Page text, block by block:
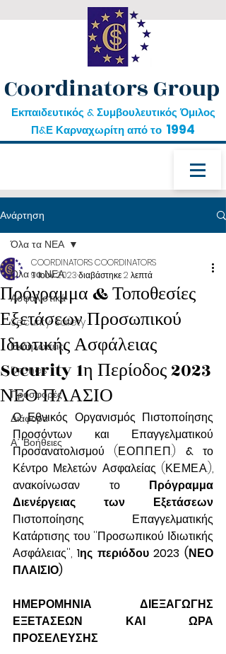
Coordinators Group
Εκπαιδευτικός & Συμβουλευτικός Όμιλος
Π&Ε Καρναχωρίτη από το 1994
Ανάρτηση
Όλα τα ΝΕΑ
Ασφαλιστικά
Security-Safety
Εκδηλώσεις
Drones
Προσφορές
Διάφορα
Α΄ Βοήθειες
Όλα τα ΝΕΑ
Πρόγραμμα & Τοποθεσίες
Εξετάσεων Προσωπικού
Ιδιωτικής Ασφάλειας
Security 1η Περίοδος 2023
ΝΕΟ ΠΛΑΣΙΟ
COORDINATORS COORDINATORS
9 Ιουν 2023διαβάστηκε 2 λεπτά
Ο Εθνικός Οργανισμός Πιστοποίησης
Προσόντων και Επαγγελματικού
Προσανατολισμού (Ε.Ο.Π.Π.Ε.Π.) & το
Κέντρο Μελετών Ασφαλείας (ΚΕ.ΜΕ.Α.),
ανακοίνωσαν το Πρόγραμμα
Διενέργειας των Εξετάσεων
Πιστοποίησης Επαγγελματικής
Κατάρτισης του ''Προσωπικού Ιδιωτικής
Ασφάλειας'', 1ης περιόδου 2023 (ΝΕΟ
ΠΛΑΙΣΙΟ)
ΗΜΕΡΟΜΗΝΙΑ ΔΙΕΞΑΓΩΓΗΣ
ΕΞΕΤΑΣΕΩΝ ΚΑΙ ΩΡΑ
ΠΡΟΣΕΛΕΥΣΗΣ